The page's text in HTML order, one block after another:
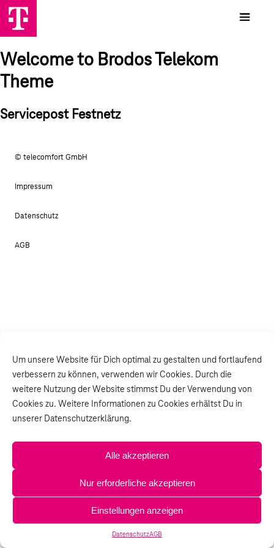
Um unsere Website für Dich optimal zu gestalten und fortlaufend
verbessern zu können, verwenden wir Cookies. Durch die
weitere Nutzung der Website stimmst Du der Verwendung von
Cookies zu. Weitere Informationen zu Cookies erhältst Du in
unserer Datenschutzerklärung.
Alle akzeptieren
Nur erforderliche akzeptieren
Einstellungen anzeigen
DatenschutzAGB
Welcome to Brodos Telekom
Theme
Servicepost Festnetz
© telecomfort GmbH
Impressum
Datenschutz
AGB